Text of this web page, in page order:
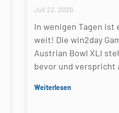
Juli 22, 2026
In wenigen Tagen ist
weit! Die win2day
Austrian Bowl XLI
bevor und verspricht
Weiterlesen